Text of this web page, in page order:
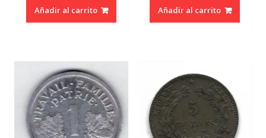
Añadir al carrito Añadir al carrito